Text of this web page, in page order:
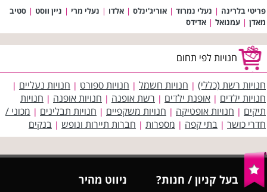
פריטי בלרינה | נעלי נמרוד | אוריג'ינלס | אלדו | נעלי מרי | ניין ווסט | סטיב
מאדן | עמנואל | אדידס
חנויות לפי תחום
חנויות רשת (כללי) | חנויות חשמל | חנויות ספורט | חנויות נעליים |
חנויות ילדים | אופנת ילדים | רשת אופנה | חנויות אופנה | חנויות
תיקים | חנויות אופטיקה | חנויות משקפיים | חנויות תבלינים | מכוני /
חדרי כושר | בתי קפה | מספרות | חברות תיירות ונופש | בנקים
בעל קניון / חנות?
ניווט מהיר